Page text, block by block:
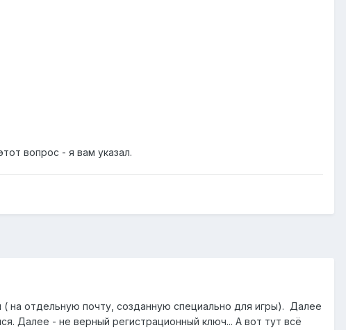
вопрос - я вам указал.
( на отдельную почту, созданную специально для игры). Далее
Далее - не верный регистрационный ключ... А вот тут всё